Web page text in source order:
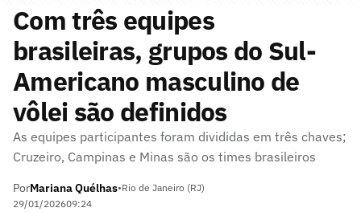
Com três equipes
brasileiras, grupos do Sul-
Americano masculino de
vôlei são definidos
As equipes participantes foram divididas em três chaves;
Cruzeiro, Campinas e Minas são os times brasileiros
PorMariana Quélhas•Rio de Janeiro (RJ)
29/01/202609:24